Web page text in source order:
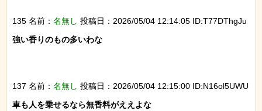
135 名前： 名無し 投稿日：2026/05/04 12:14:05 ID:T77DThgJu
強い香りのもの多いわな
137 名前： 名無し 投稿日：2026/05/04 12:15:00 ID:N16ol5UWU
車も人を乗せるなら無香料がええよな